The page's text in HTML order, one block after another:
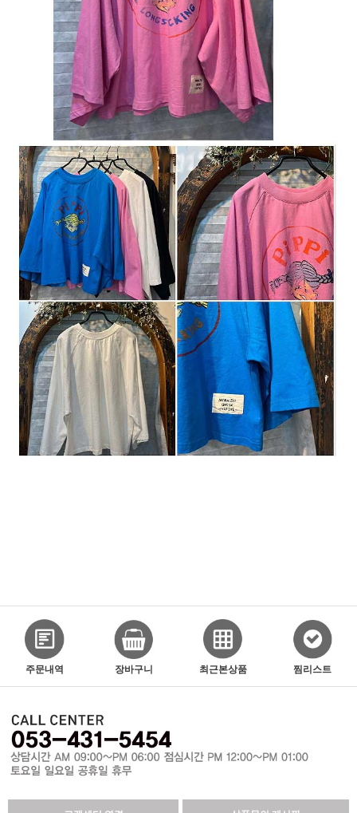
주문내역 장바구니 최근본상품 찜리스트